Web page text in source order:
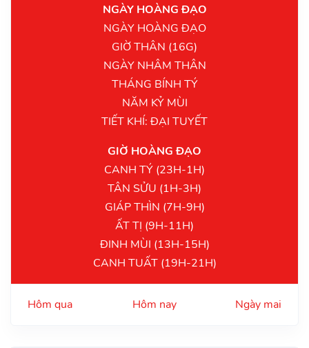
NGÀY HOÀNG ĐẠO
NGÀY HOÀNG ĐẠO
GIỜ THÂN (16G)
NGÀY NHÂM THÂN
THÁNG BÍNH TÝ
NĂM KỶ MÙI
TIẾT KHÍ: ĐẠI TUYẾT
GIỜ HOÀNG ĐẠO
CANH TÝ (23H-1H)
TÂN SỬU (1H-3H)
GIÁP THÌN (7H-9H)
ẤT TỊ (9H-11H)
ĐINH MÙI (13H-15H)
CANH TUẤT (19H-21H)
Hôm qua Hôm nay Ngày mai